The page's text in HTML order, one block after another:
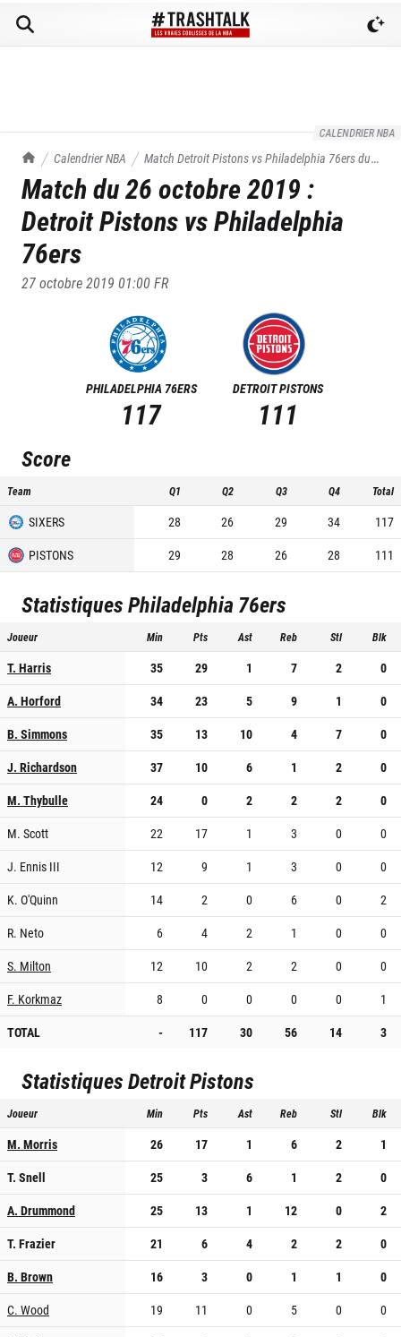
CALENDRIER NBA
TrashTalk Actu NBA
Calendrier NBA Match Detroit Pistons vsPhiladelphia 76ersdu
26/10/2019
Match du26 octobre 2019 :
Detroit Pistons vsPhiladelphia
76ers
27 octobre 2019 01:00FR
PHILADELPHIA 76ERS
117
DETROIT PISTONS
111
Score
Team Q1 Q2 Q3 Q4 Total
SIXERS 28 26 29 34
117
PISTONS
29 28 26 28 111
StatistiquesPhiladelphia 76ers
Joueur Min Pts Ast Reb Stl Blk
T. Harris 35 29 1 7 2
0
A. Horford
34 23 5 9 1
0
B. Simmons
35 13 10 4 7
0
J. Richardson
37 10 6 1 2
0
M. Thybulle
24 0 2 2 2
0
M. Scott
22 17 1 3 0
0
J. Ennis III
12 9 1 3 0
0
K. O'Quinn
14 2 0 6 0
2
R. Neto
6 4 2 1 0
0
S. Milton
12 10 2 2 0
0
F. Korkmaz
8 0 0 0 0
1
TOTAL
- 117 30 56 14 3
StatistiquesDetroit Pistons
Joueur Min Pts Ast Reb Stl Blk
M. Morris 26 17 1 6 2
1
T. Snell
25 3 6 1 2
0
A. Drummond
25 13 1 12 0
2
T. Frazier
21 6 4 2 2
0
B. Brown
16 3 0 1 1
0
C. Wood
19 11 0 5 0
0